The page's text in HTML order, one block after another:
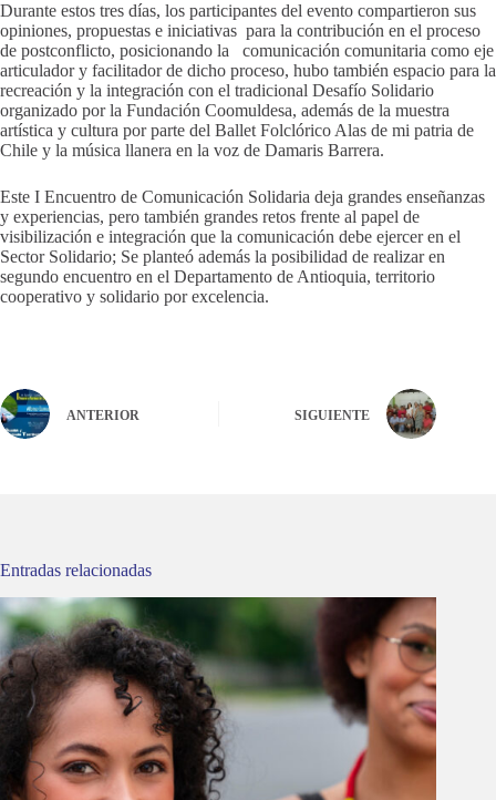
Durante estos tres días, los participantes del evento compartieron sus
opiniones, propuestas e iniciativas para la contribución en el proceso
de postconflicto, posicionando la comunicación comunitaria como eje
articulador y facilitador de dicho proceso, hubo también espacio para la
recreación y la integración con el tradicional Desafío Solidario
organizado por la Fundación Coomuldesa, además de la muestra
artística y cultura por parte del Ballet Folclórico Alas de mi patria de
Chile y la música llanera en la voz de Damaris Barrera.
Este I Encuentro de Comunicación Solidaria deja grandes enseñanzas
y experiencias, pero también grandes retos frente al papel de
visibilización e integración que la comunicación debe ejercer en el
Sector Solidario; Se planteó además la posibilidad de realizar en
segundo encuentro en el Departamento de Antioquia, territorio
cooperativo y solidario por excelencia.
ANTERIOR SIGUIENTE
Entradas relacionadas